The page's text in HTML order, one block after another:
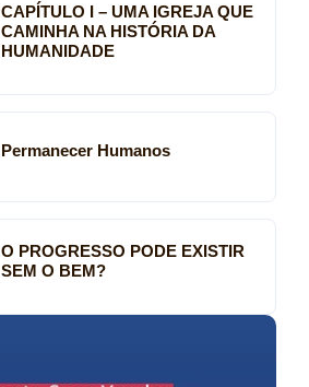
CAPÍTULO I – UMA IGREJA QUE
CAMINHA NA HISTÓRIA DA
HUMANIDADE
Permanecer Humanos
O PROGRESSO PODE EXISTIR
SEM O BEM?